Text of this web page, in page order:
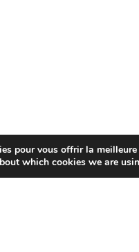
pour vous offrir la
which cookies we are